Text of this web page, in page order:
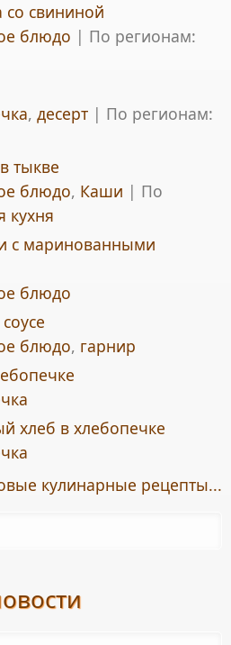
свининой
блюдо | По регионам:
, десерт | По регионам:
тыкве
блюдо, Каши | По
кухня
с маринованными
блюдо
блюдо, гарнир
хлеб в хлебопечке
кулинарные рецепты...